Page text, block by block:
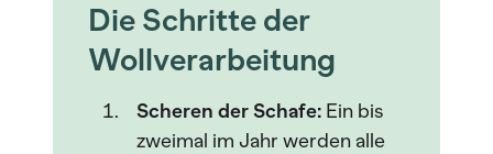
Die Schritte der
Wollverarbeitung
Scheren der Schafe: Ein bis
zweimal im Jahr werden alle